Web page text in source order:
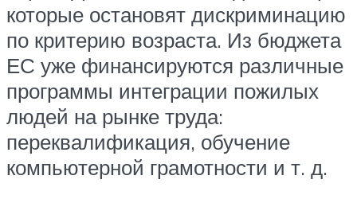
которые остановят дискриминацию
по критерию возраста. Из бюджета
ЕС уже финансируются различные
программы интеграции пожилых
людей на рынке труда:
переквалификация, обучение
компьютерной грамотности и т. д.